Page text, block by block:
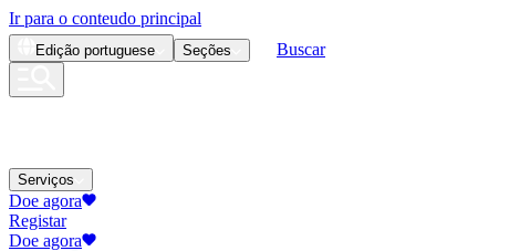
Ir para o conteudo principal
Edição portuguese Seções Buscar
Serviços
Doe agora
Registar
Doe agora